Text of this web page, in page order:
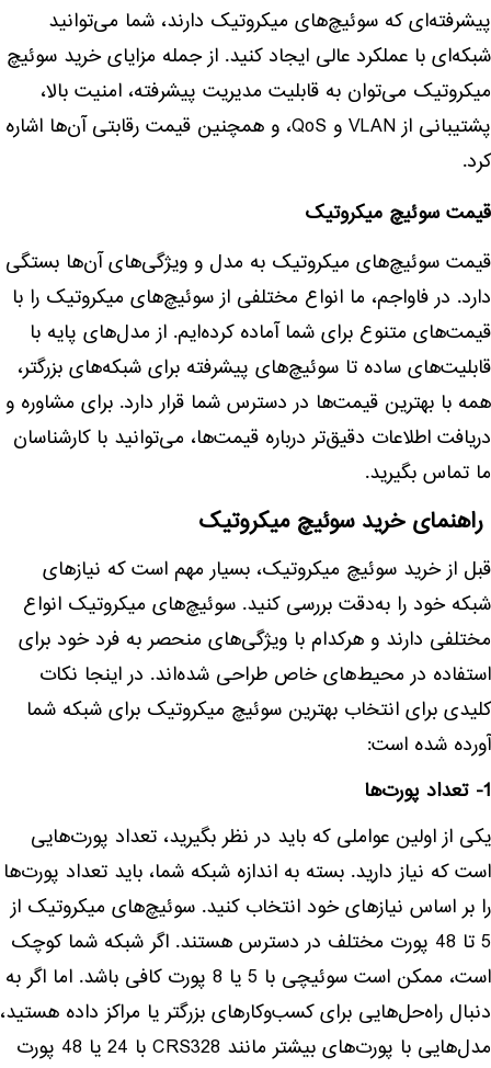
پیشرفته‌ای که سوئیچ‌های میکروتیک دارند، شما می‌توانید
شبکه‌ای با عملکرد عالی ایجاد کنید. از جمله مزایای خرید سوئیچ
میکروتیک می‌توان به قابلیت مدیریت پیشرفته، امنیت بالا،
پشتیبانی از VLAN و QoS، و همچنین قیمت رقابتی آن‌ها اشاره
کرد.
قیمت سوئیچ میکروتیک
قیمت سوئیچ‌های میکروتیک به مدل و ویژگی‌های آن‌ها بستگی
دارد. در فاواجم، ما انواع مختلفی از سوئیچ‌های میکروتیک را با
قیمت‌های متنوع برای شما آماده کرده‌ایم. از مدل‌های پایه با
قابلیت‌های ساده تا سوئیچ‌های پیشرفته برای شبکه‌های بزرگتر،
همه با بهترین قیمت‌ها در دسترس شما قرار دارد. برای مشاوره و
دریافت اطلاعات دقیق‌تر درباره قیمت‌ها، می‌توانید با کارشناسان
ما تماس بگیرید.
راهنمای خرید سوئیچ میکروتیک
قبل از خرید سوئیچ میکروتیک، بسیار مهم است که نیازهای
شبکه خود را به‌دقت بررسی کنید. سوئیچ‌های میکروتیک انواع
مختلفی دارند و هرکدام با ویژگی‌های منحصر به فرد خود برای
استفاده در محیط‌های خاص طراحی شده‌اند. در اینجا نکات
کلیدی برای انتخاب بهترین سوئیچ میکروتیک برای شبکه شما
آورده شده است:
1- تعداد پورت‌ها
یکی از اولین عواملی که باید در نظر بگیرید، تعداد پورت‌هایی
است که نیاز دارید. بسته به اندازه شبکه شما، باید تعداد پورت‌ها
را بر اساس نیازهای خود انتخاب کنید. سوئیچ‌های میکروتیک از
5 تا 48 پورت مختلف در دسترس هستند. اگر شبکه شما کوچک
است، ممکن است سوئیچی با 5 یا 8 پورت کافی باشد. اما اگر به
دنبال راه‌حل‌هایی برای کسب‌وکارهای بزرگتر یا مراکز داده هستید،
مدل‌هایی با پورت‌های بیشتر مانند CRS328 با 24 یا 48 پورت